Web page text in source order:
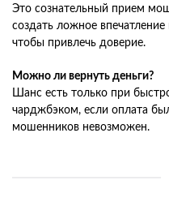
Это сознательный прием
создать ложное
чтобы привлечь доверие.
Можно ли вернуть деньги?
Шанс есть только при
чарджбэком, если оплата
мошенников невозможен.